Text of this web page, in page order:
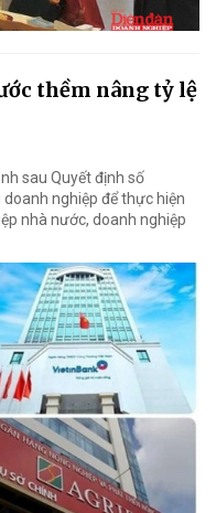
thềm nâng tỷ lệ
sau Quyết định số
nghiệp để thực hiện
nhà nước, doanh nghiệp